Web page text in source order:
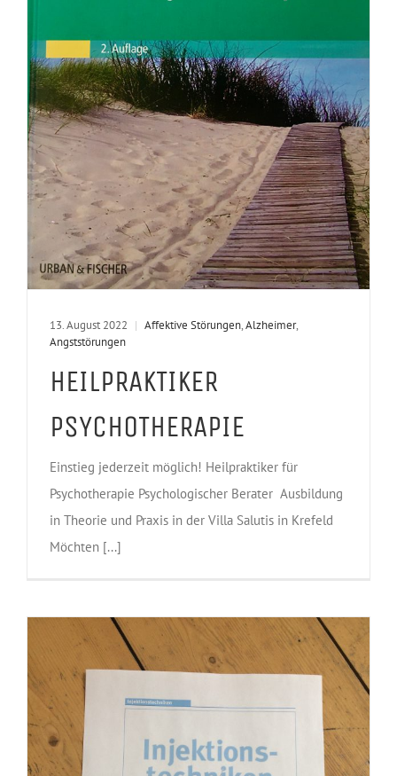
13. August 2022 | Affektive Störungen,Alzheimer,
Angststörungen
HEILPRAKTIKER
PSYCHOTHERAPIE
Einstieg jederzeit möglich! Heilpraktiker für
Psychotherapie Psychologischer Berater Ausbildung
in Theorie und Praxis in der Villa Salutis in Krefeld
Möchten [...]